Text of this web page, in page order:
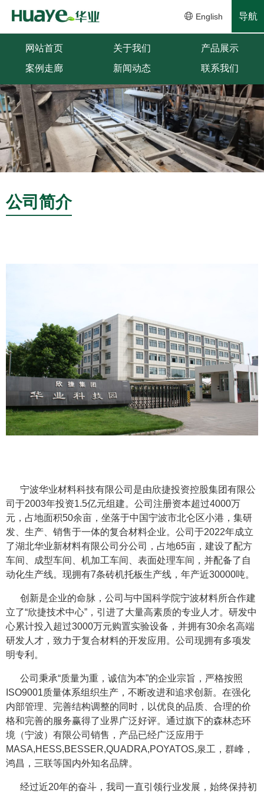
导航
English
网站首页 关于我们
产品展示
案例走廊
新闻动态 联系我们
公司简介
宁波华业材料科技有限公司是由欣捷投资控股集团有限公
司于2003年投资1.5亿元组建。公司注册资本超过4000万
元，占地面积50余亩，坐落于中国宁波市北仑区小港，集研
发、生产、销售于一体的复合材料企业。公司于2022年成立
了湖北华业新材料有限公司分公司，占地65亩，建设了配方
车间、成型车间、机加工车间、表面处理车间，并配备了自
动化生产线。现拥有7条砖机托板生产线，年产近30000吨。
创新是企业的命脉，公司与中国科学院宁波材料所合作建
立了“欣捷技术中心”，引进了大量高素质的专业人才。研发中
心累计投入超过3000万元购置实验设备，并拥有30余名高端
研发人才，致力于复合材料的开发应用。公司现拥有多项发
明专利。
公司秉承“质量为重，诚信为本”的企业宗旨，严格按照
ISO9001质量体系组织生产，不断改进和追求创新。在强化
内部管理、完善结构调整的同时，以优良的品质、合理的价
格和完善的服务赢得了业界广泛好评。通过旗下的森林态环
境（宁波）有限公司销售，产品已经广泛应用于
MASA,HESS,BESSER,QUADRA,POYATOS,泉工，群峰，
鸿昌，三联等国内外知名品牌。
经过近20年的奋斗，我司一直引领行业发展，始终保持初